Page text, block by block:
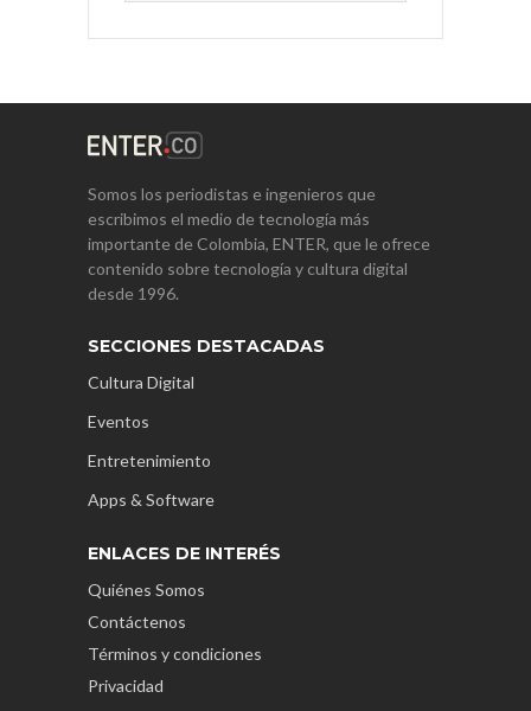
Somos los periodistas e ingenieros que
escribimos el medio de tecnología más
importante de Colombia, ENTER, que le ofrece
contenido sobre tecnología y cultura digital
desde 1996.
SECCIONES DESTACADAS
Cultura Digital
Eventos
Entretenimiento
Apps & Software
ENLACES DE INTERÉS
Quiénes Somos
Contáctenos
Términos y condiciones
Privacidad